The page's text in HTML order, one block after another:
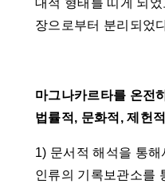
대적 형태를 띠게 되
장으로부터 분리되었
마그나카르타를 온전
법률적, 문화적, 제헌
1) 문서적 해석을 통
인류의 기록보관소를